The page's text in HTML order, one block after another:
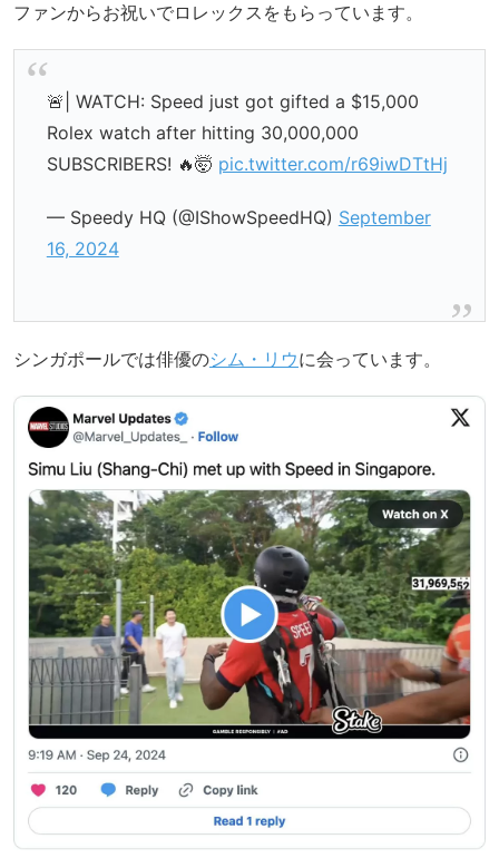
ファンからお祝いでロレックスをもらっています。
🚨| WATCH: Speed just got gifted a $15,000
Rolex watch after hitting 30,000,000
SUBSCRIBERS! 🔥🤯 pic.twitter.com/r69iwDTtHj
— Speedy HQ (@IShowSpeedHQ) September
16, 2024
シンガポールでは俳優のシム・リウに会っています。